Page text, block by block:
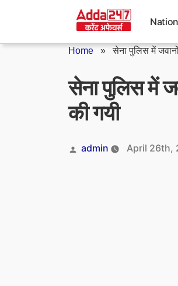
Home »सेना पुलिस में
सेना पुलिस में
की गयी
Posted
admin April 26th,